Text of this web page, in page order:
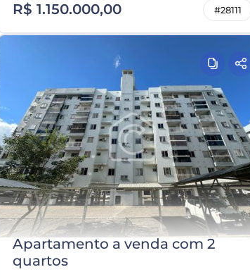
R$ 1.150.000,00 #28111
Apartamento a venda com 2
quartos